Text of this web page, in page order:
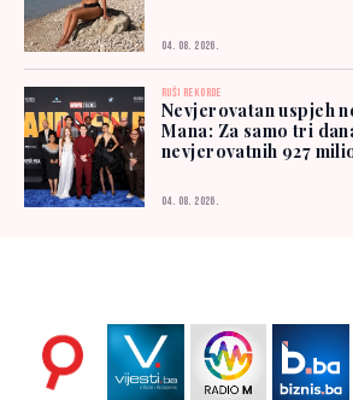
04. 08. 2026.
RUŠI REKORDE
Nevjerovatan uspjeh
Mana: Za samo tri
nevjerovatnih 927
04. 08. 2026.